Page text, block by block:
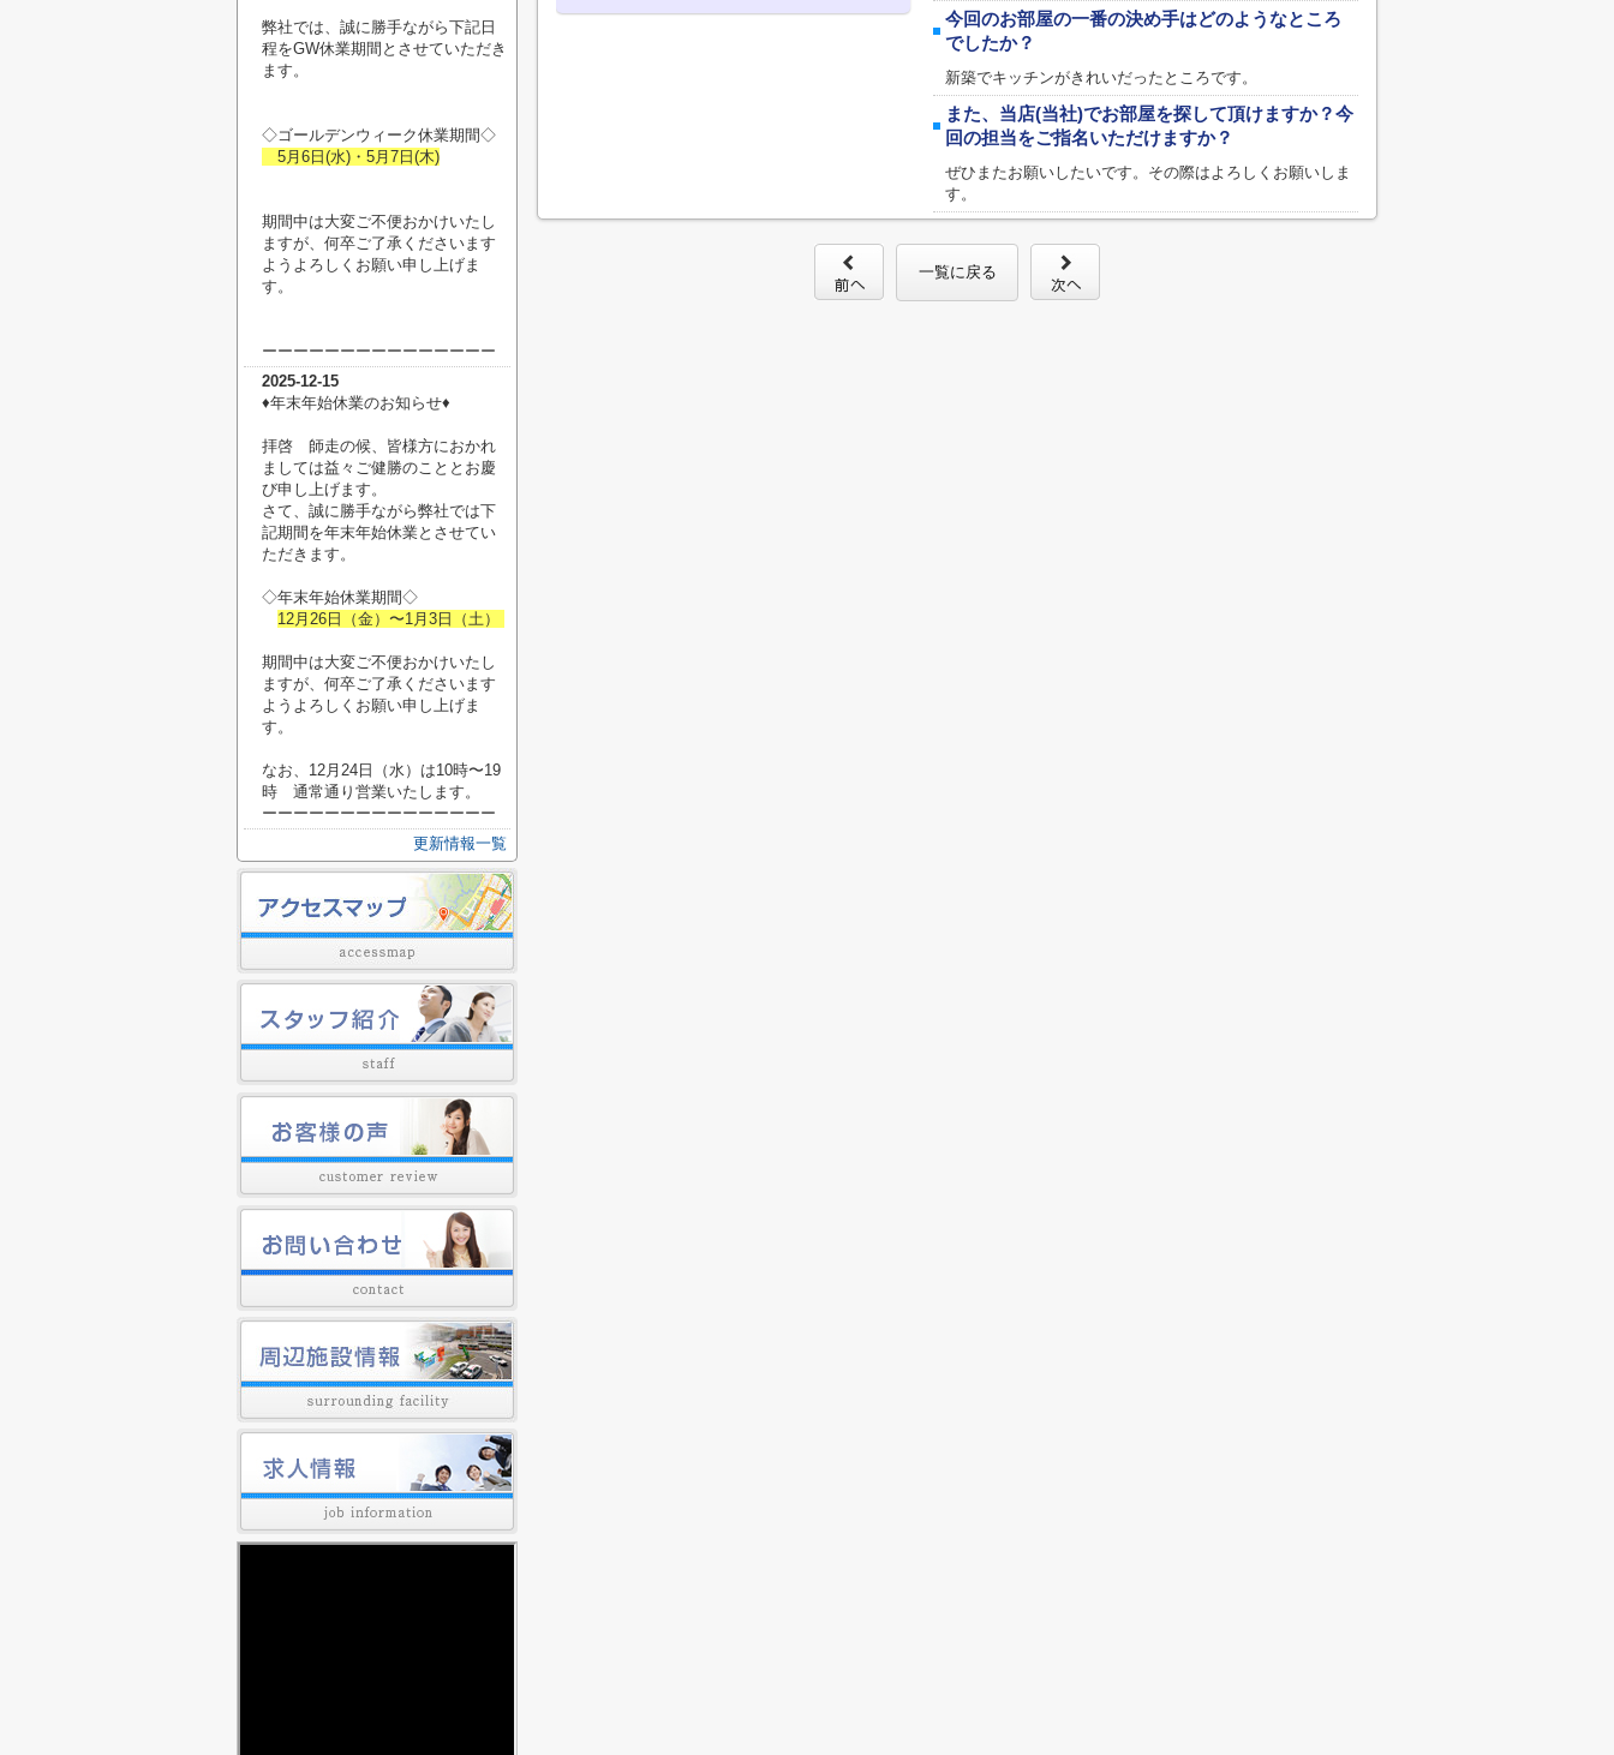
今回のお部屋の一番の決め手はどのようなところ
でしたか？
新築でキッチンがきれいだったところです。
また、当店(当社)でお部屋を探して頂けますか？今
回の担当をご指名いただけますか？
ぜひまたお願いしたいです。その際はよろしくお願いしま
す。
一覧に戻る
弊社では、誠に勝手ながら下記日
程をGW休業期間とさせていただき
ます。
◇ゴールデンウィーク休業期間◇
5月6日(水)・5月7日(木)
期間中は大変ご不便おかけいたし
ますが、何卒ご了承くださいます
ようよろしくお願い申し上げま
す。
ーーーーーーーーーーーーーーー
2025-12-15
♦︎年末年始休業のお知らせ♦︎
拝啓 師走の候、皆様方におかれ
ましては益々ご健勝のこととお慶
び申し上げます。
さて、誠に勝手ながら弊社では下
記期間を年末年始休業とさせてい
ただきます。
◇年末年始休業期間◇
12月26日（金）〜1月3日（土）
期間中は大変ご不便おかけいたし
ますが、何卒ご了承くださいます
ようよろしくお願い申し上げま
す。
なお、12月24日（水）は10時〜19
時 通常通り営業いたします。
ーーーーーーーーーーーーーーー
更新情報一覧